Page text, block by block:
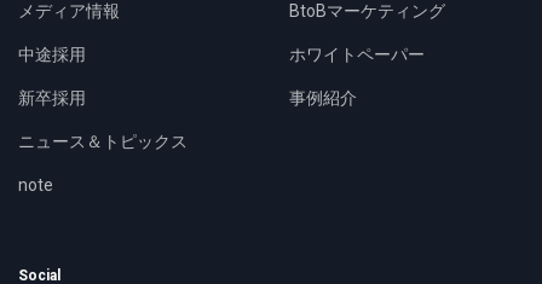
メディア情報
中途採用
新卒採用
ニュース＆トピックス
note
BtoBマーケティング
ホワイトペーパー
事例紹介
Social